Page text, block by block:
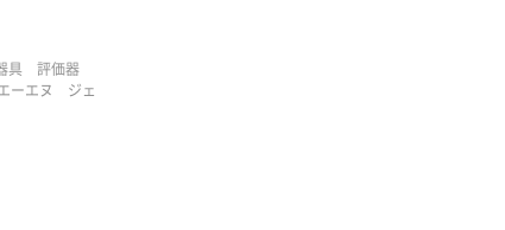
具 評価器
ーエヌ ジェ